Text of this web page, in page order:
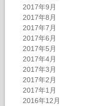
2017年9月
2017年8月
2017年7月
2017年6月
2017年5月
2017年4月
2017年3月
2017年2月
2017年1月
2016年12月